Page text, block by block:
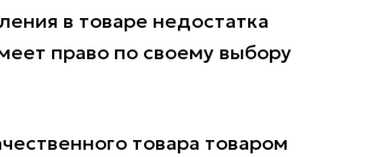
в товаре недостатка
право по своему выбору
товара товаром